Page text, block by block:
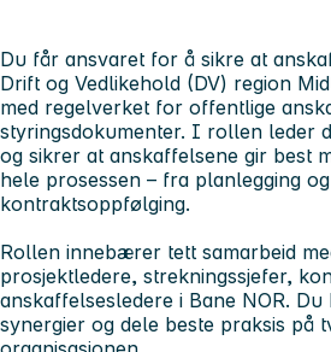
Du får ansvaret for å sikre at
Drift og Vedlikehold (DV) region
med regelverket for offentlige
styringsdokumenter. I rollen leder
og sikrer at anskaffelsene gir best
hele prosessen – fra planlegging
kontraktsoppfølging.
Rollen innebærer tett samarbeid
prosjektledere, strekningssjefer,
anskaffelsesledere i Bane NOR.
synergier og dele beste praksis på